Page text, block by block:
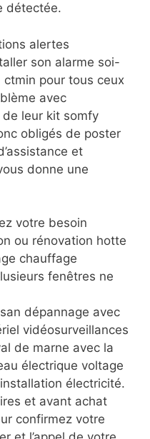
détectée.
alertes
son alarme soi-
pour tous ceux
avec
de leur kit somfy
obligés de poster
et
donne une
votre besoin
ou rénovation hotte
chauffage
fenêtres ne
dépannage avec
vidéosurveillances
de marne avec la
électrique voltage
électricité.
et avant achat
confirmez votre